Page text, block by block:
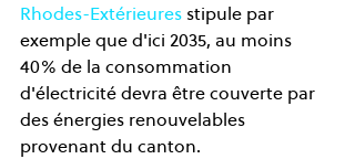
Rhodes-Extérieures stipule par
exemple que d'ici 2035, au moins
40% de la consommation
d'électricité devra être couverte par
des énergies renouvelables
provenant du canton.